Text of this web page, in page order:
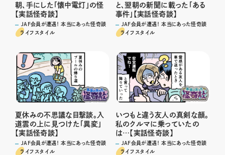
朝、手にした「懐中電灯」の怪
【実話怪奇談】
JAF会員が遭遇！ 本当にあった怪奇談
ライフスタイル
と、翌朝の新聞に載った「ある
事件」【実話怪奇談】
JAF会員が遭遇！ 本当にあった怪奇談
ライフスタイル
夏休みの不思議な目撃談。入
道雲の上に見つけた「異変」
【実話怪奇談】
JAF会員が遭遇！ 本当にあった怪奇談
ライフスタイル
いつもと違う友人の真剣な顔。
私のクルマに乗っていたの
は…【実話怪奇談】
JAF会員が遭遇！ 本当にあった怪奇談
ライフスタイル